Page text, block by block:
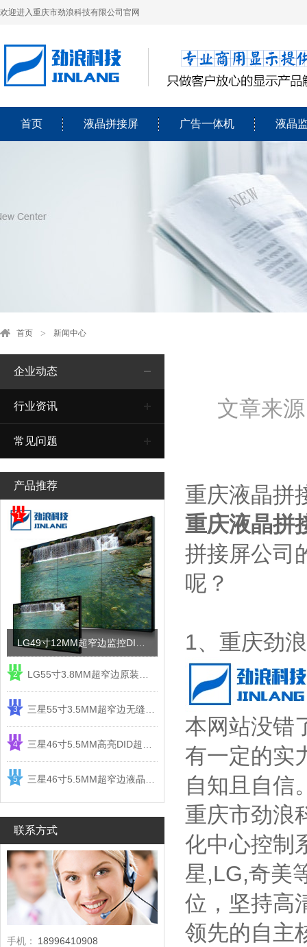
欢迎进入重庆市劲浪科技有限公司官网
首页 液晶拼接屏 广告一体机 液晶
首页 新闻中心
企业动态
行业资讯
常见问题
产品推荐
1
2
3
4
5
联系方式
手机：
18996410908
文章来
重庆液晶拼
重庆液晶拼
拼接屏公司
呢？
1、重庆劲
本网站没错
有一定的实
自知且自信
重庆市劲浪
化中心控制
星,LG,奇美
位，坚持高
领先的自主